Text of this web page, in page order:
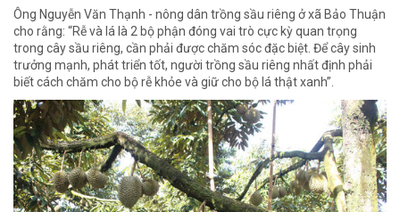
Ông Nguyễn Văn Thạnh - nông dân trồng sầu riêng ở xã Bảo Thuận
cho rằng: “Rễ và lá là 2 bộ phận đóng vai trò cực kỳ quan trọng
trong cây sầu riêng, cần phải được chăm sóc đặc biệt. Để cây sinh
trưởng mạnh, phát triển tốt, người trồng sầu riêng nhất định phải
biết cách chăm cho bộ rễ khỏe và giữ cho bộ lá thật xanh”.